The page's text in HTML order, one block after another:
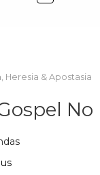
Heresia & Apostasia
No